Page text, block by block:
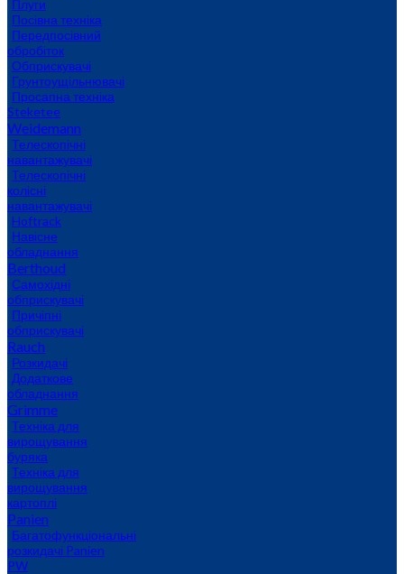
Плуги
Посівна техніка
Передпосівний
обробіток
Обприскувачі
Грунтоущільнювачі
Просапна техніка
Steketee
Weidemann
Телескопічні
навантажувачі
Телескопічні
колісні
навантажувачі
Hoftrack
Навісне
обладнання
Berthoud
Самохідні
обприскувачі
Причіпні
обприскувачі
Rauch
Розкидачі
Додаткове
обладнання
Grimme
Техніка для
вирощування
буряка
Техніка для
вирощування
картоплі
Panien
Багатофункціональні
розкидачі Panien
PW